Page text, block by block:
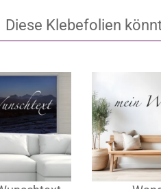
Diese Klebefolien